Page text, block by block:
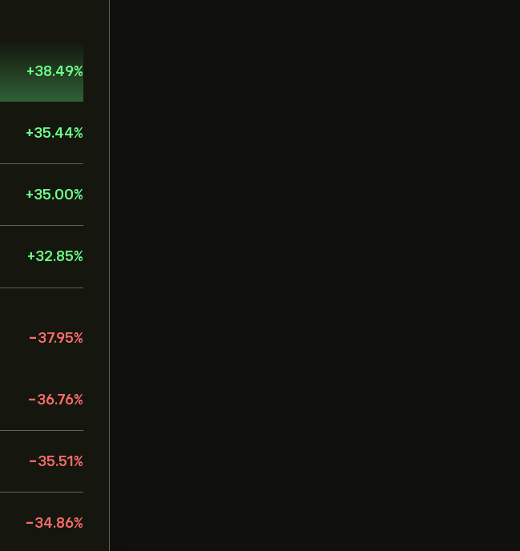
+38.49%
+35.44%
+35.00%
+32.85%
-37.95%
-36.76%
-35.51 %
-34.86%